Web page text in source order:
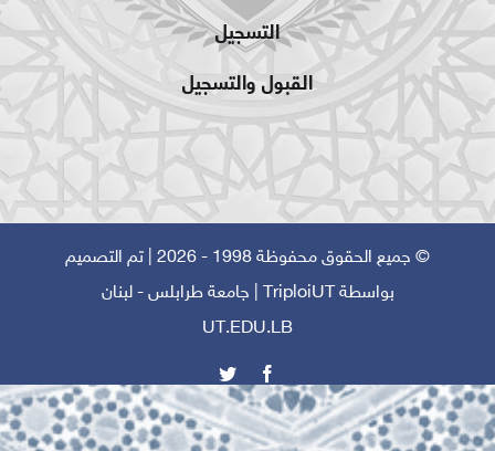
التسجيل
القبول والتسجيل
© جميع الحقوق محفوظة 1998 - 2026 | تم التصميم
بواسطة TriploiUT
| جامعة طرابلس - لبنان
UT.EDU.LB